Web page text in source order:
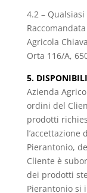
4.2 –
Agricola
Orta 116/A,
5.
Azienda
ordini del
prodotti
l’accettazione
Pierantonio,
Cliente è
dei prodotti
Pierantonio si